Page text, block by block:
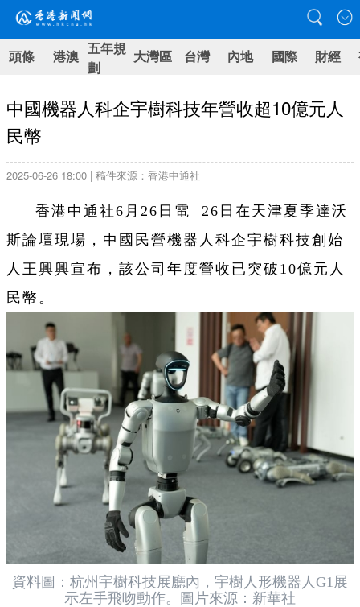
頭條 港澳 五年規
劃
大灣區 台灣 內地 國際 財經
中國機器人科企宇樹科技年營收超10億元人
民幣
2025-06-26 18:00 | 稿件來源：香港中通社
香港中通社6月26日電 26日在天津夏季達沃
斯論壇現場，中國民營機器人科企宇樹科技創始
人王興興宣布，該公司年度營收已突破10億元人
民幣。
資料圖：杭州宇樹科技展廳內，宇樹人形機器人G1展
示左手飛吻動作。圖片來源：新華社